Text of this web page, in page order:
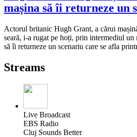
mașina să îi returneze un
Actorul britanic Hugh Grant, a cărui
seară, i-a rugat pe hoți, prin intermediul un
să îi returneze un scenariu care se afla
Streams
Live Broadcast
EBS Radio
Cluj Sounds Better